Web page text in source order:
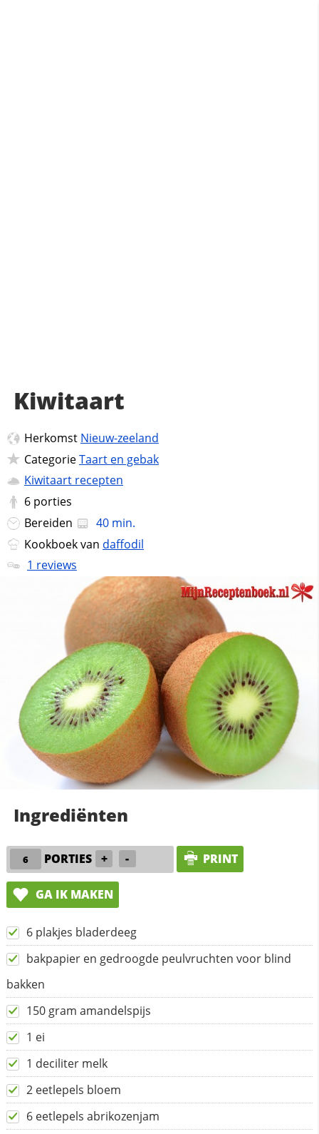
Kiwitaart
Herkomst Nieuw-zeeland
CategorieTaart en gebak
Kiwitaart recepten
6 porties
Bereiden
40 min.
Kookboek van daffodil
1 reviews
Ingrediënten
PORTIES + - PRINT
GA IK MAKEN
6 plakjes bladerdeeg
bakpapier en gedroogde peulvruchten voor blind
bakken
150 gram amandelspijs
1 ei
1 deciliter melk
2 eetlepels bloem
6 eetlepels abrikozenjam